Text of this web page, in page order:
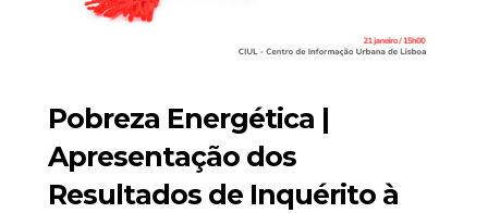
Pobreza Energética |
Apresentação dos
Resultados de Inquérito à